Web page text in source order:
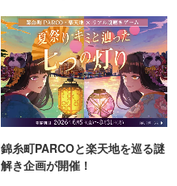
錦糸町PARCOと楽天地を巡る謎
解き企画が開催！